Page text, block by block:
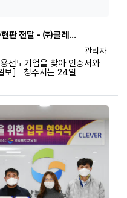
판 전달 - ㈜클레…
등록자
관리자
선도기업을 찾아 인증서와
보］ 청주시는 24일